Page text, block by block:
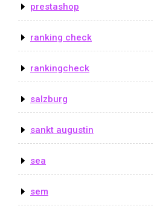
prestashop
ranking check
rankingcheck
salzburg
sankt augustin
sea
sem